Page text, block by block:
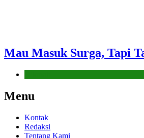
Mau Masuk Surga, Tapi
Menu
Kontak
Redaksi
Tentang Kami